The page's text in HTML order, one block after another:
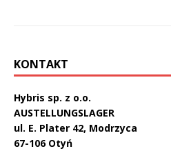
KONTAKT
Hybris sp. z o.o.
AUSTELLUNGSLAGER
ul. E. Plater 42, Modrzyca
67-106 Otyń